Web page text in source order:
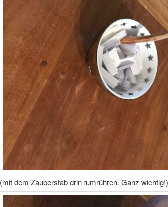
(mit dem Zauberstab drin rumrühren. Ganz wichtig!)